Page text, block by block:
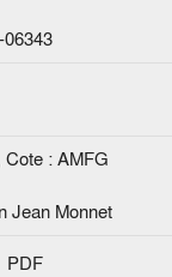
: AMFG
Jean Monnet
PDF